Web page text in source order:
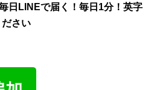
日LINEで届く！毎日1分！英字
さい